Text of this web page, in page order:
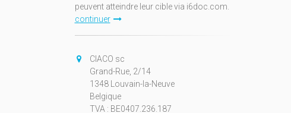
peuvent atteindre leur cible via i6doc.com.
continuer
CIACO sc
Grand-Rue, 2/14
1348 Louvain-la-Neuve
Belgique
TVA : BE0407.236.187